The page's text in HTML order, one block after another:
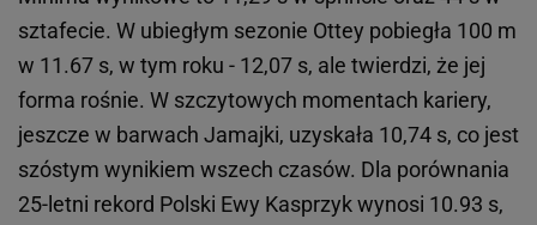
sztafecie. W ubiegłym sezonie Ottey pobiegła 100 m
w 11.67 s, w tym roku - 12,07 s, ale twierdzi, że jej
forma rośnie. W szczytowych momentach kariery,
jeszcze w barwach Jamajki, uzyskała 10,74 s, co jest
szóstym wynikiem wszech czasów. Dla porównania
25-letni rekord Polski Ewy Kasprzyk wynosi 10.93 s,